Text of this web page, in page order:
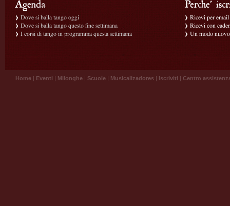
Dove si balla tango oggi
Dove si balla tango questo fine settimana
I corsi di tango in programma questa settimana
Ricevi per
Ricevi con
Un modo
Home | Eventi | Milonghe | Scuole | Musicalizadores | Iscriviti | Centro